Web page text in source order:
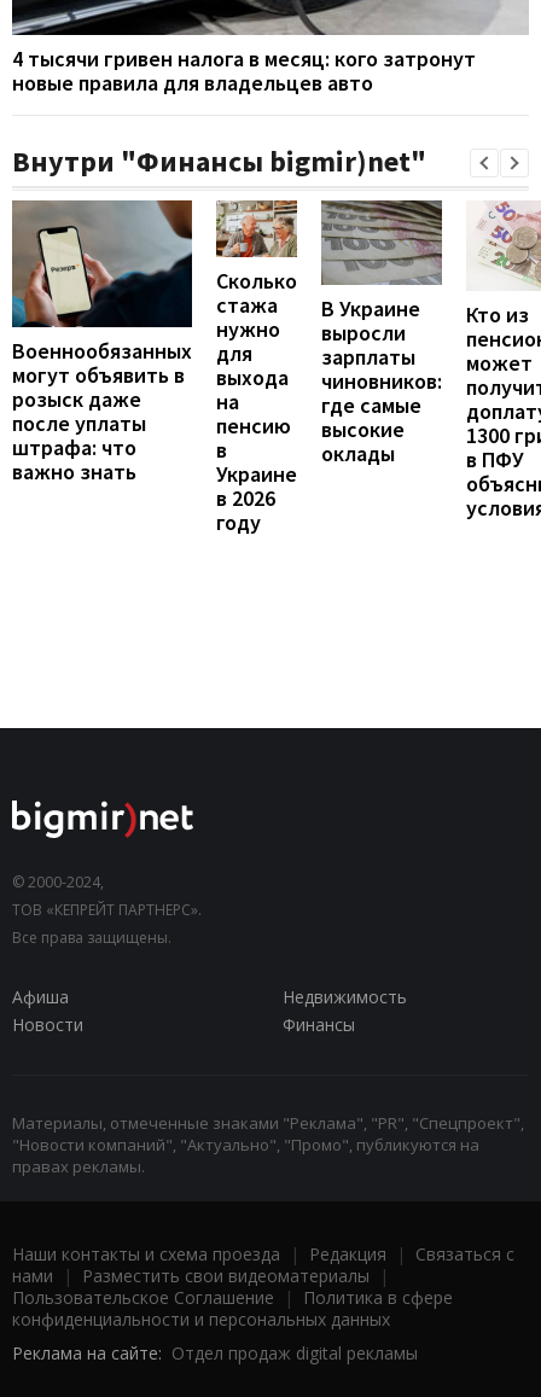
4 тысячи гривен налога в месяц: кого затронут
новые правила для владельцев авто
Внутри "Финансы bigmir)net"
Военнообязанных
могут объявить в
розыск даже
после уплаты
штрафа: что
важно знать
Сколько
стажа
нужно
для
выхода
на
пенсию
в
Украине
в 2026
году
В Украине
выросли
зарплаты
чиновников:
где самые
высокие
оклады
Кто из
может
1300
в ПФУ
© 2000-2024,
ТОВ «КЕПРЕЙТ ПАРТНЕРС».
Все права защищены.
Афиша
Недвижимость
Новости
Финансы
Материалы, отмеченные знаками "Реклама", "PR", "Спецпроект",
"Новости компаний", "Актуально", "Промо", публикуются на
правах рекламы.
Наши контакты и схема проезда | Редакция | Связаться с
нами | Разместить свои видеоматериалы |
Пользовательское Соглашение |
Политика в сфере
конфиденциальности и персональных данных
Реклама на сайте: Отдел продаж digital рекламы